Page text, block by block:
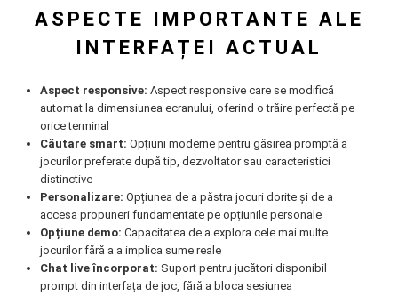
ASPECTE IMPORTANTE ALE
INTERFAȚEI ACTUAL
Aspect responsive: Aspect responsive care se modifică
automat la dimensiunea ecranului, oferind o trăire perfectă pe
orice terminal
Căutare smart: Opțiuni moderne pentru găsirea promptă a
jocurilor preferate după tip, dezvoltator sau caracteristici
distinctive
Personalizare: Opțiunea de a păstra jocuri dorite și de a
accesa propuneri fundamentate pe opțiunile personale
Opțiune demo: Capacitatea de a explora cele mai multe
jocurilor fără a a implica sume reale
Chat live încorporat: Suport pentru jucători disponibil
prompt din interfața de joc, fără a bloca sesiunea